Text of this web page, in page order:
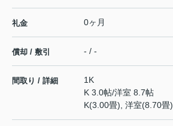
礼金 0ヶ月
償却 / 敷引 - / -
間取り / 詳細
1K
K 3.0帖/洋室 8.7帖
K(3.00畳), 洋室(8.70畳)